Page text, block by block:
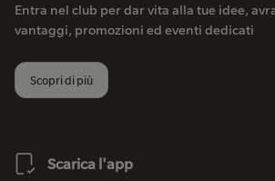
Entra nel club per dar vita alla tue idee,
vantaggi, promozioni ed eventi dedicati
Scopri di più
Scarica l'app